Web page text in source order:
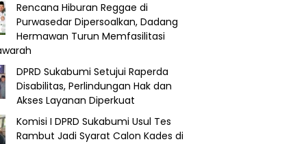
Rencana Hiburan Reggae di
Purwasedar Dipersoalkan, Dadang
Hermawan Turun Memfasilitasi
DPRD Sukabumi Setujui Raperda
Disabilitas, Perlindungan Hak dan
Akses Layanan Diperkuat
Komisi I DPRD Sukabumi Usul Tes
Rambut Jadi Syarat Calon Kades di